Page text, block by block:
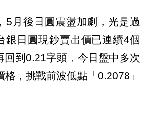
5月後日圓震盪加劇，光是過
銀日圓現鈔賣出價已連續4個
回到0.21字頭，今日盤中多次
，挑戰前波低點「0.2078」